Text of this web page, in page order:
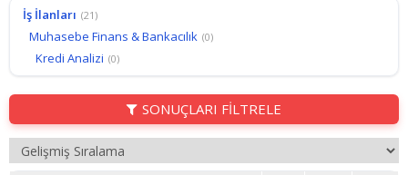
İş İlanları (21)
Muhasebe Finans & Bankacılık (0)
Kredi Analizi (0)
SONUÇLARI FİLTRELE